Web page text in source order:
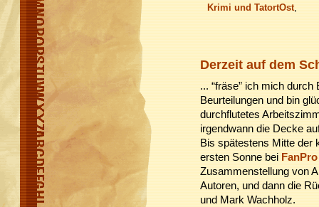
Krimi und TatortOst,
Derzeit auf dem
... “fräse” ich mich
Beurteilungen und bin
durchflutetes
irgendwann die Decke
Bis spätestens Mitte der
ersten Sonne bei FanPro
Zusammenstellung von
Autoren, und dann die
und Mark Wachholz.